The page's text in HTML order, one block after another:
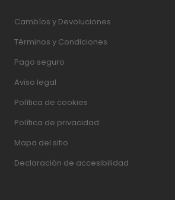
Cambíos y Devoluciones
Términos y Condiciones
Pago seguro
Aviso legal
Política de cookies
Política de privacidad
Mapa del sitio
Declaración de accesibilidad